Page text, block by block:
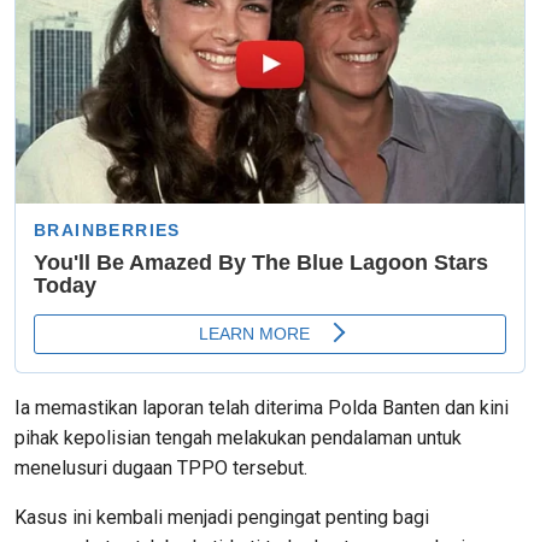
Ia memastikan laporan telah diterima Polda Banten dan kini
pihak kepolisian tengah melakukan pendalaman untuk
menelusuri dugaan TPPO tersebut.
Kasus ini kembali menjadi pengingat penting bagi